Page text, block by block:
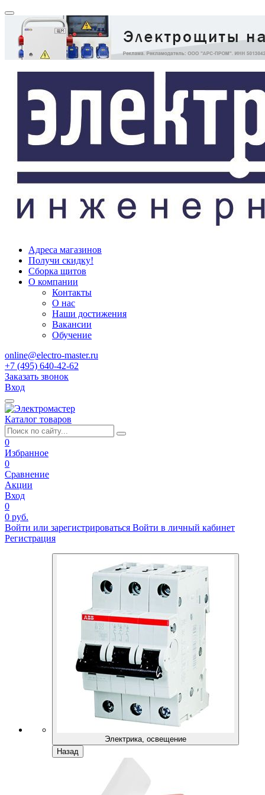
Адреса магазинов
Получи скидку!
Сборка щитов
О компании
Контакты
О нас
Наши достижения
Вакансии
Обучение
online@electro-master.ru
+7 (495) 640-42-62
Заказать звонок
Вход
Каталог товаров
0
Избранное
0
Сравнение
Акции
Вход
0
0 руб.
Войти или зарегистрироваться Войти в личный кабинет
Регистрация
Электрика, освещение
Назад